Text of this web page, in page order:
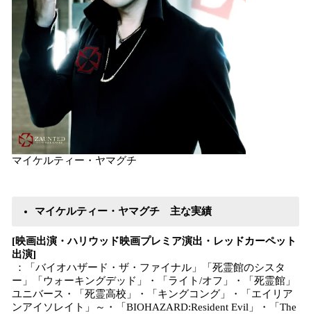
マイケルティー・ヤマグチ
マイケルティー・ヤマグチ 主な実績
[映画出演・ハリウッド映画プレミア演出・レッドカーペット
出演]
：「バイオハザード・ザ・ファイナル」「死霊館のシスタ
ー」「ウォーキングデッド」・「ライト/オフ」・「死霊館」
ユニバース・「死霊高校」・「キングコング」・「エイリア
ンアイソレイト」～・「BIOHAZARD:Resident Evil」・「The